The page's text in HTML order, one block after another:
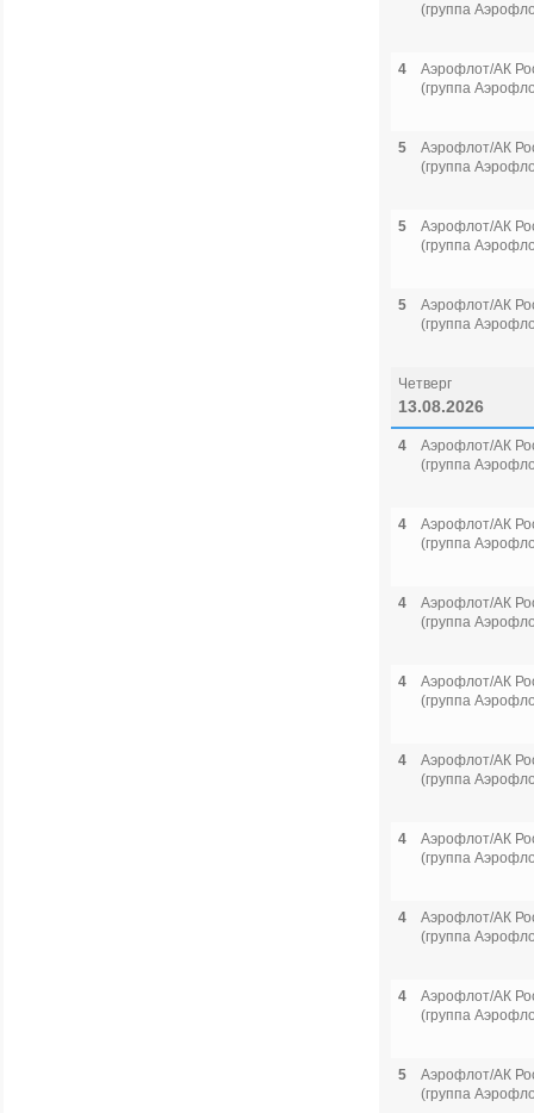
(группа
4
Аэрофлот/АК
(группа
5
Аэрофлот/АК
(группа
5
Аэрофлот/АК
(группа
5
Аэрофлот/АК
(группа
Четверг
13.08.2026
4
Аэрофлот/АК
(группа
4
Аэрофлот/АК
(группа
4
Аэрофлот/АК
(группа
4
Аэрофлот/АК
(группа
4
Аэрофлот/АК
(группа
4
Аэрофлот/АК
(группа
4
Аэрофлот/АК
(группа
4
Аэрофлот/АК
(группа
5
Аэрофлот/АК
(группа